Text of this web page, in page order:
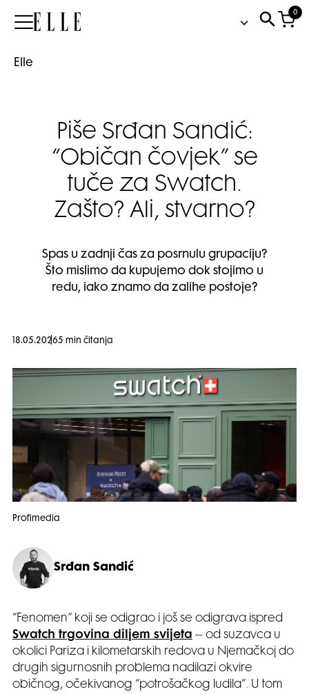
Elle
0
Elle
Piše Srđan Sandić:
“Običan čovjek” se
tuče za Swatch.
Zašto? Ali, stvarno?
Spas u zadnji čas za posrnulu grupaciju?
Što mislimo da kupujemo dok stojimo u
redu, iako znamo da zalihe postoje?
18.05.20265 min čitanja
Profimedia
Srđan Sandić
“Fenomen” koji se odigrao i još se odigrava ispred
Swatch trgovina diljem svijeta – od suzavca u
okolici Pariza i kilometarskih redova u Njemačkoj do
drugih sigurnosnih problema nadilazi okvire
običnog, očekivanog “potrošačkog ludila”. U tom